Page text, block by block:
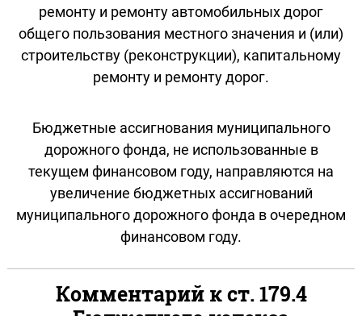
ремонту и ремонту автомобильных дорог
общего пользования местного значения и (или)
строительству (реконструкции), капитальному
ремонту и ремонту дорог.
Бюджетные ассигнования муниципального
дорожного фонда, не использованные в
текущем финансовом году, направляются на
увеличение бюджетных ассигнований
муниципального дорожного фонда в очередном
финансовом году.
Комментарий к ст. 179.4